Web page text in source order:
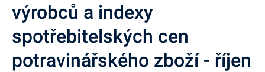
výrobců a indexy
spotřebitelských cen
potravinářského zboží - říjen